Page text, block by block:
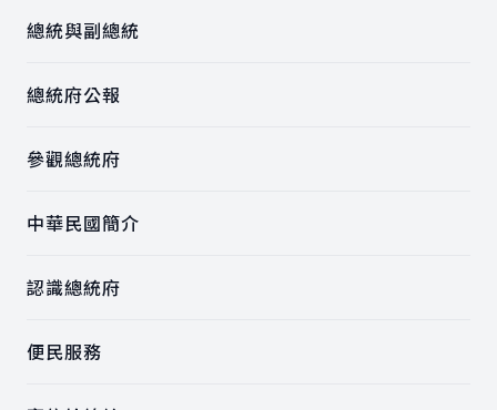
總統與副總統
總統府公報
參觀總統府
中華民國簡介
認識總統府
便民服務